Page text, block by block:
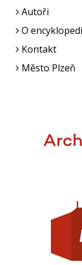
Autoři
O
Kontakt
Město Plzeň